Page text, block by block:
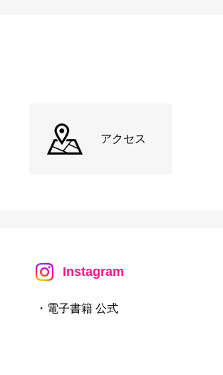
アクセス
Instagram
・電子書籍 公式